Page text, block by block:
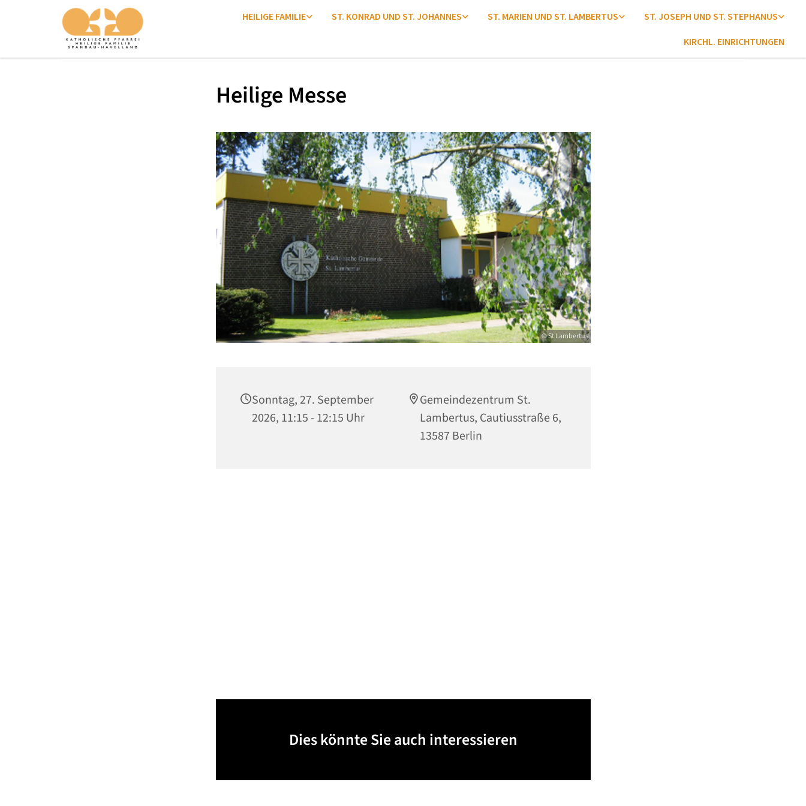
HEILIGE FAMILIE ST. KONRAD UND ST. JOHANNES ST. MARIEN UND ST. LAMBERTUS ST. JOSEPH UND ST. STEPHANUS
KIRCHL. EINRICHTUNGEN
Heilige Messe
© St Lambertus
Sonntag, 27. September
2026, 11:15 - 12:15 Uhr
Gemeindezentrum St.
Lambertus, Cautiusstraße 6,
13587 Berlin
Dies könnte Sie auch interessieren